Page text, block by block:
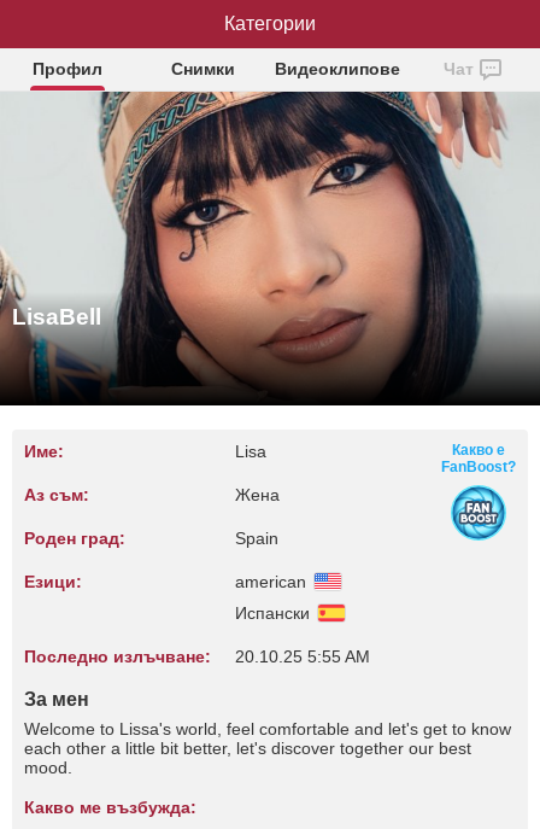
LisaBell
Профил Снимки Видеоклипове Чат
LisaBell
Име: Lisa
Аз съм: Жена
Роден град: Spain
Езици:
american
Испански
Последно излъчване: 20.10.25 5:55 AM
Какво е
FanBoost?
За мен
Welcome to Lissa's world, feel comfortable and let's get to know
each other a little bit better, let's discover together our best
mood.
Какво ме възбужда:
Категории